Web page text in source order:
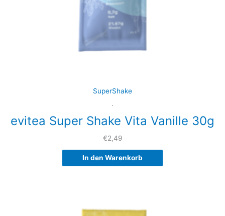
SuperShake
.
evitea Super Shake Vita Vanille 30g
€2,49
In den Warenkorb